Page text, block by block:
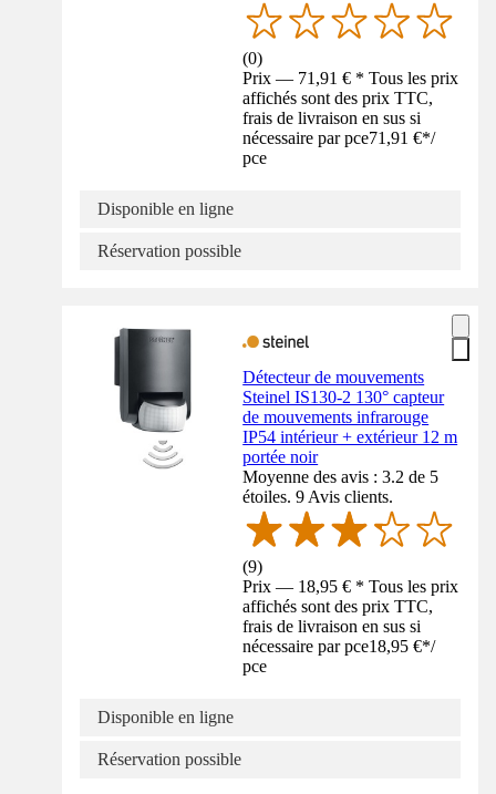
(0)
Prix — 71,91 € * Tous les prix
affichés sont des prix TTC,
frais de livraison en sus si
nécessaire par pce71,91 €*/
pce
Disponible en ligne
Réservation possible
Détecteur de mouvements
Steinel IS130-2 130° capteur
de mouvements infrarouge
IP54 intérieur + extérieur 12 m
portée noir
Moyenne des avis : 3.2 de 5
étoiles. 9 Avis clients.
(9)
Prix — 18,95 € * Tous les prix
affichés sont des prix TTC,
frais de livraison en sus si
nécessaire par pce18,95 €*/
pce
Disponible en ligne
Réservation possible